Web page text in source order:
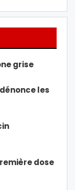
grise
les
dose